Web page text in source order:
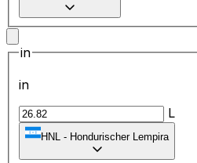
in
in
L
HNL - Hondurischer Lempira